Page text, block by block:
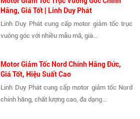
Hãng, Giá Tốt | Linh Duy Phát
Linh Duy Phát cung cấp motor giảm tốc trục
vuông góc với nhiều mẫu mã, giá...
Motor Giảm Tốc Nord Chính Hãng Đức,
Giá Tốt, Hiệu Suất Cao
Linh Duy Phát cung cấp motor giảm tốc Nord
chính hãng, chất lượng cao, đa dạng...